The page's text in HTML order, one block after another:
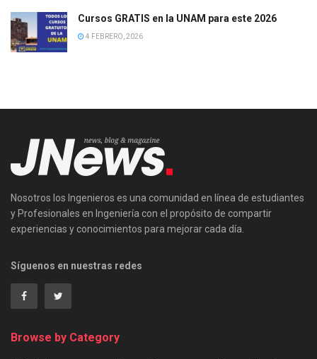
Cursos GRATIS en la UNAM para este 2026
4 FEBRERO, 2026
Nosotros los Ingenieros es una comunidad en línea de estudiantes
y Profesionales en Ingeniería con el propósito de compartir
experiencias y conocimientos para mejorar cada día.
Síguenos en nuestras redes
Browse by Category